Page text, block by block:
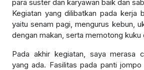
para suster dan karyawan baik dan
Kegiatan yang dilibatkan pada kerja
yaitu senam pagi, mengurus kebun,
dengan makan, serta memotong kuku
Pada akhir kegiatan, saya merasa
yang ada. Fasilitas pada panti